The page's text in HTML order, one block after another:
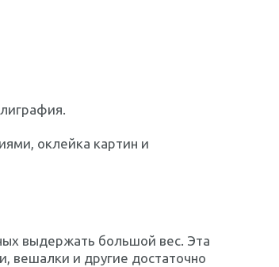
оклейка картин и
выдержать большой вес. Эта
вешалки и другие достаточно